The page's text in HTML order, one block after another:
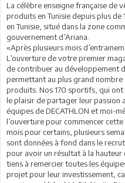
La célèbre enseigne française de
produits en Tunisie depuis plus de
en Tunisie, situé dans la zone
gouvernement d’Ariana.
«Après plusieurs mois
L’ouverture de votre premier
de contribuer au développement
permettant au plus grand nombre
produits. Nos 170 sportifs, qui
le plaisir de partager leur passion
équipes de DECATHLON et moi-
l’ouverture pour commencer
mois pour certains, plusieurs
sont données à fond dans le
pour avoir un résultat à la hauteur
tiens à remercier toutes les
projet pour leur investissement,